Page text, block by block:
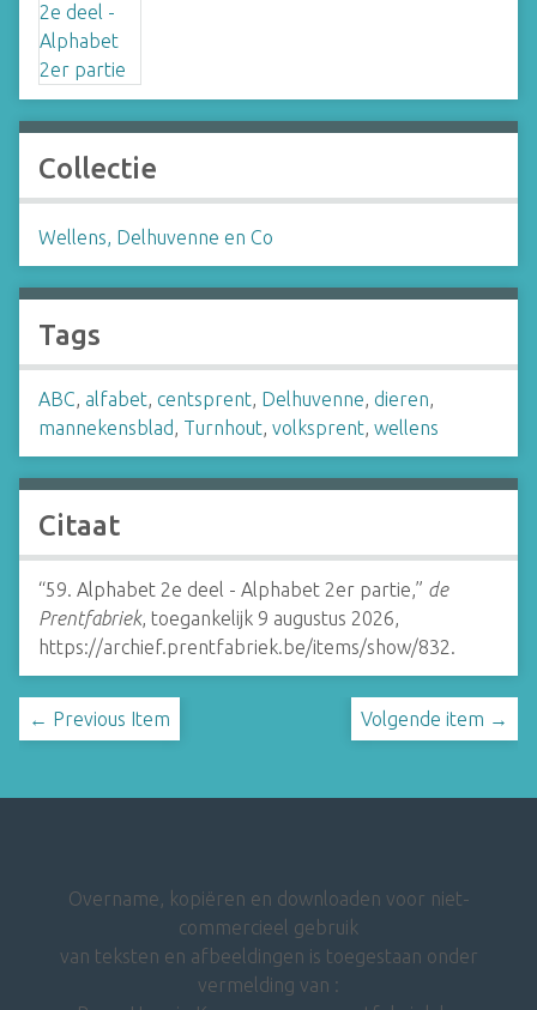
Collectie
Wellens, Delhuvenne en Co
Tags
ABC, alfabet, centsprent, Delhuvenne, dieren,
mannekensblad, Turnhout, volksprent, wellens
Citaat
“59. Alphabet 2e deel - Alphabet 2er partie,” de
Prentfabriek, toegankelijk 9 augustus 2026,
https://archief.prentfabriek.be/items/show/832.
← Previous Item Volgende item →
Overname, kopiëren en downloaden voor niet-
commercieel gebruik
van teksten en afbeeldingen is toegestaan onder
vermelding van :